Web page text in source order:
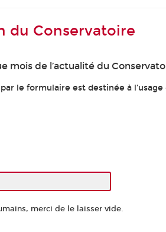
du Conservatoire
mois de l’actualité du
le formulaire est destinée à
merci de le laisser vide.